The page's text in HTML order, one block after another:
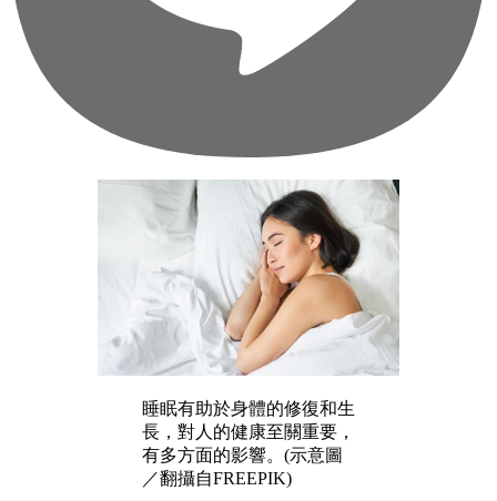
睡眠有助於身體的修復和生
長，對人的健康至關重要，
有多方面的影響。(示意圖
／翻攝自FREEPIK)